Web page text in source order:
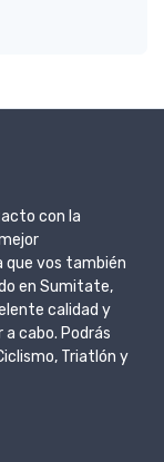
con la
que vos también
en Sumitate,
calidad y
cabo. Podrás
Triatlón y